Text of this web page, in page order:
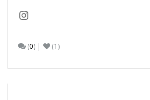
Instagram
(0) (1)